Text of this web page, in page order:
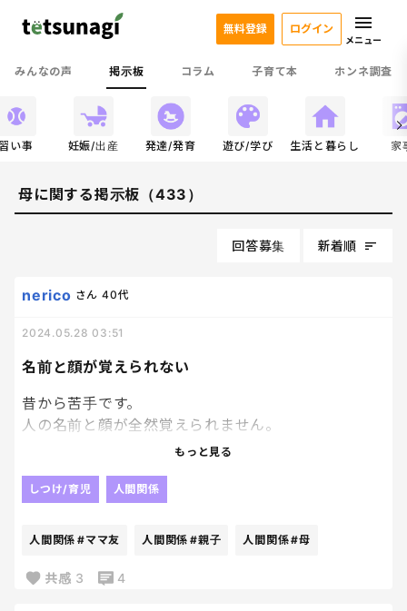
みんなの声 掲示板 コラム 子育て本 ホンネ調査
無料登録 ログイン
メニュー
い事 妊娠/出産 発達/発育 遊び/学び 生活と暮らし 家
母に関する掲示板（433）
回答募集 新着順
名前と顔が覚えられない
nerico さん 40代
2024.05.28 03:51
昔から苦手です。
人の名前と顔が全然覚えられません。
覚えられなくて、誰かしらの親子に偶然会った時に
え、誰？？？って思ったままとりあえずリアクション
もっと見る
しつけ/育児 人間関係
人間関係 #ママ友 人間関係 #親子 人間関係#母
共感 3 4